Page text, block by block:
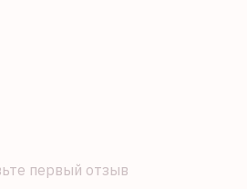
первый отзыв